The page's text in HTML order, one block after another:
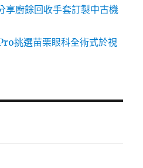
享廚餘回收手套訂製中古機
挑選苗栗眼科全術式於視